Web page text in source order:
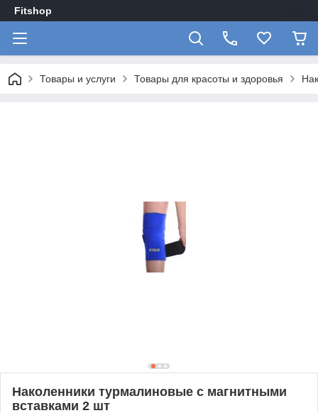
Fitshop
Товары и услуги Товары для красоты и здоровья
Наколенники турмалиновые с магнитными
вставками 2 шт